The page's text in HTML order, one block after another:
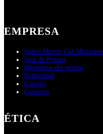
EMPRESA
Sobre Martin Cid Magazine
Sala de Prensa
Miembros del equipo
Publicidad
Empleo
Contacto
ÉTICA